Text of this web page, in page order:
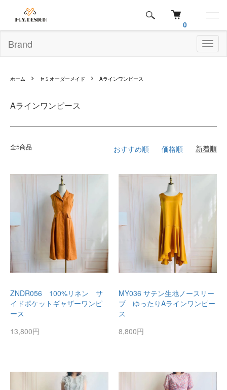
Brand
0
ホーム セミオーダーメイド Aラインワンピース
Aラインワンピース
全5商品 おすすめ順 価格順 新着順
ZNDR056 100%リネン サ
イドポケットギャザーワンピ
ース
13,800円
MY036 サテン生地ノースリー
ブ ゆったりAラインワンピー
ス
8,800円